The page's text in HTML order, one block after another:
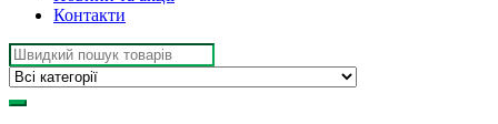
Контакти
Search
for: